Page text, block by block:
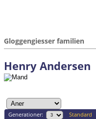
Gloggengiesser familien
Henry Andersen
Generationer: Standard